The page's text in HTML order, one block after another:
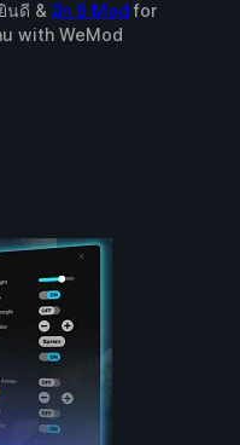
นดี & อีก 6 Mod for
with WeMod